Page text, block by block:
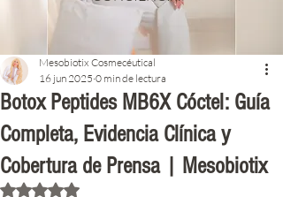
Botox Peptides MB6X Cóctel: Guía
Completa, Evidencia Clínica y
Cobertura de Prensa | Mesobiotix
Mesobiotix Cosmecéutical
16 jun 2025 0 min de lectura
Obtuvo NaN de 5 estrellas.